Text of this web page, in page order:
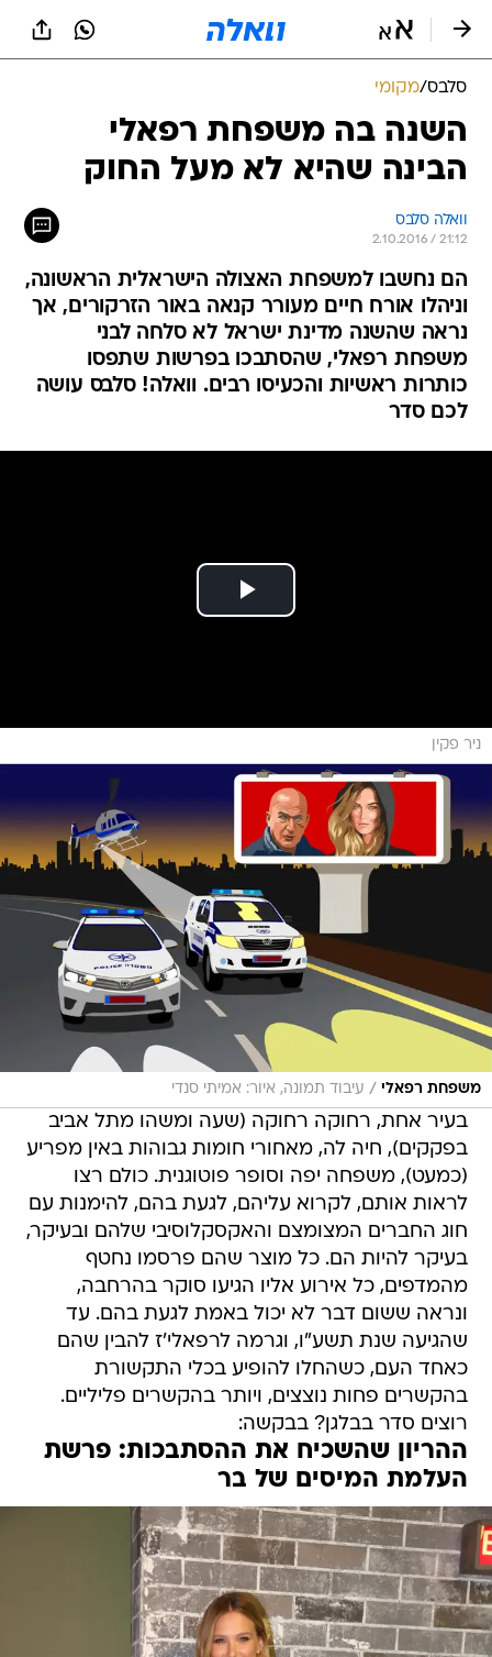
סלבס/מקומי
השנה בה משפחת רפאלי
הבינה שהיא לא מעל החוק
וואלה סלבס
2.10.2016 / 21:12
הם נחשבו למשפחת האצולה הישראלית הראשונה,
וניהלו אורח חיים מעורר קנאה באור הזרקורים, אך
נראה שהשנה מדינת ישראל לא סלחה לבני
משפחת רפאלי, שהסתבכו בפרשות שתפסו
כותרות ראשיות והכעיסו רבים. וואלה! סלבס עושה
לכם סדר
ניר פקין
משפחת רפאלי / עיבוד תמונה, איור: אמיתי סנדי
בעיר אחת, רחוקה רחוקה (שעה ומשהו מתל אביב
בפקקים), חיה לה, מאחורי חומות גבוהות באין מפריע
(כמעט), משפחה יפה וסופר פוטוגנית. כולם רצו
לראות אותם, לקרוא עליהם, לגעת בהם, להימנות עם
חוג החברים המצומצם והאקסקלוסיבי שלהם ובעיקר,
בעיקר להיות הם. כל מוצר שהם פרסמו נחטף
מהמדפים, כל אירוע אליו הגיעו סוקר בהרחבה,
ונראה ששום דבר לא יכול באמת לגעת בהם. עד
שהגיעה שנת תשע"ו, וגרמה לרפאלי'ז להבין שהם
כאחד העם, כשהחלו להופיע בכלי התקשורת
בהקשרים פחות נוצצים, ויותר בהקשרים פליליים.
רוצים סדר בבלגן? בבקשה:
ההריון שהשכיח את ההסתבכות: פרשת
העלמת המיסים של בר